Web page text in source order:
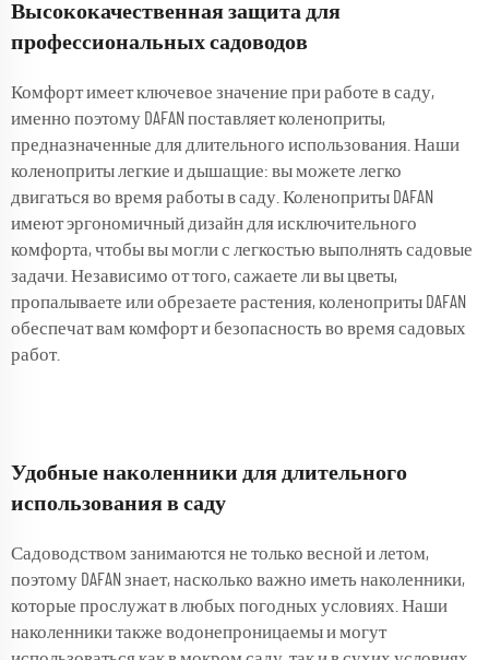
Высококачественная защита для
профессиональных садоводов
Комфорт имеет ключевое значение при работе в саду,
именно поэтому DAFAN поставляет коленоприты,
предназначенные для длительного использования. Наши
коленоприты легкие и дышащие: вы можете легко
двигаться во время работы в саду. Коленоприты DAFAN
имеют эргономичный дизайн для исключительного
комфорта, чтобы вы могли с легкостью выполнять садовые
задачи. Независимо от того, сажаете ли вы цветы,
пропалываете или обрезаете растения, коленоприты DAFAN
обеспечат вам комфорт и безопасность во время садовых
работ.
Удобные наколенники для длительного
использования в саду
Садоводством занимаются не только весной и летом,
поэтому DAFAN знает, насколько важно иметь наколенники,
которые прослужат в любых погодных условиях. Наши
наколенники также водонепроницаемы и могут